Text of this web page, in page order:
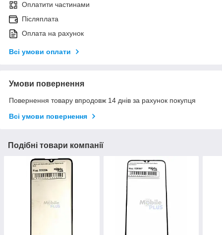
Оплатити частинами
Післяплата
Оплата на рахунок
Всі умови оплати
Умови повернення
Повернення товару впродовж 14 днів за рахунок покупця
Всі умови повернення
Подібні товари компанії